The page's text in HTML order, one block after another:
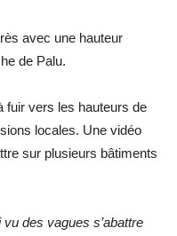
avec une hauteur
de Palu.
fuir vers les hauteurs de
locales. Une vidéo
sur plusieurs bâtiments
vu des vagues s’abattre